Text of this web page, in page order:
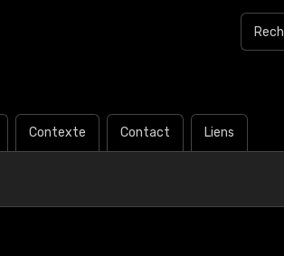
Contexte Contact Liens